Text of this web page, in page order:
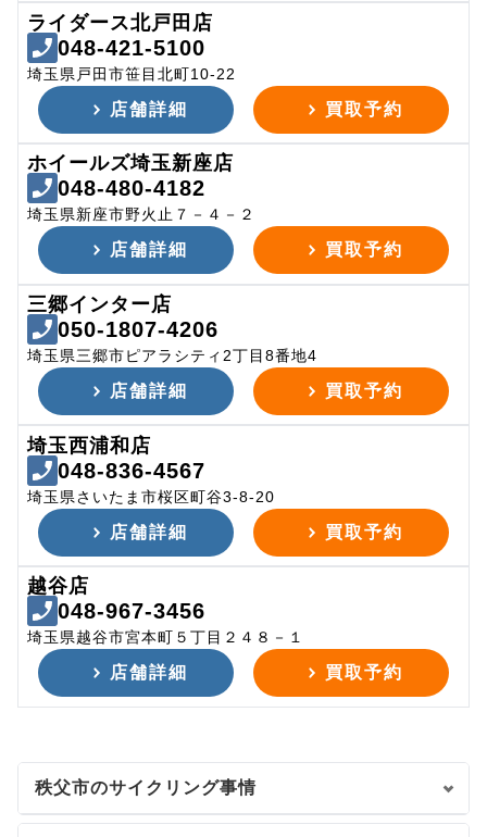
ライダース北戸田店
048-421-5100
埼玉県戸田市笹目北町10-22
店舗詳細 買取予約
ホイールズ埼玉新座店
048-480-4182
埼玉県新座市野火止７－４－２
店舗詳細 買取予約
三郷インター店
050-1807-4206
埼玉県三郷市ピアラシティ2丁目8番地4
店舗詳細 買取予約
埼玉西浦和店
048-836-4567
埼玉県さいたま市桜区町谷3-8-20
店舗詳細 買取予約
越谷店
048-967-3456
埼玉県越谷市宮本町５丁目２４８－１
店舗詳細 買取予約
秩父市のサイクリング事情